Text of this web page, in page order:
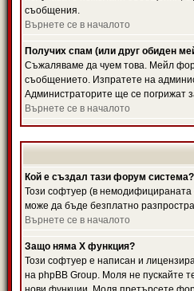
съобщения.
Върнете се в началото
Получих спам (или друг обиден
Съжаляваме да чуем това. Мейл
съобщението. Изпратете на
Администраторите ще се погрижат
Върнете се в началото
Кой е създал тази форум система?
Този софтуер (в
може да бъде безплатно
Върнете се в началото
Защо няма X функция?
Този софтуер е написан и
на phpBB Group. Моля не пускайте